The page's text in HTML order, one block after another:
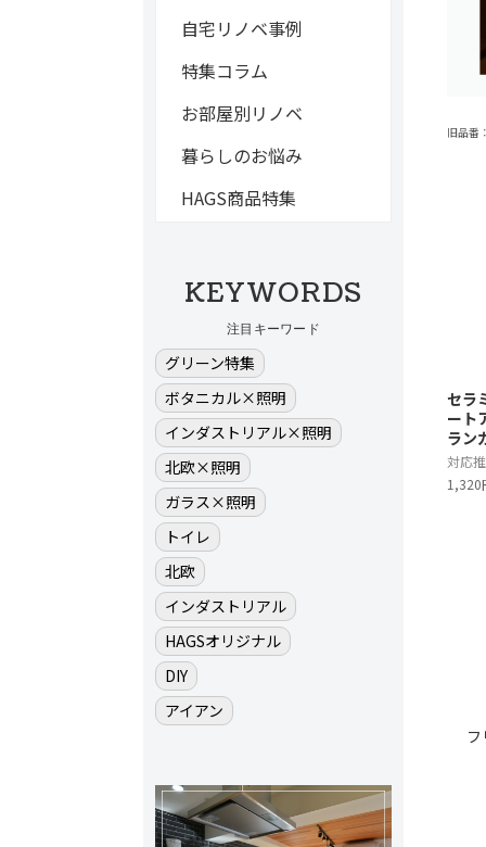
旧品番
セラ
ート
ラン
対応
1,320
自宅リノベ事例
特集コラム
お部屋別リノベ
暮らしのお悩み
HAGS商品特集
KEYWORDS
注目キーワード
グリーン特集
ボタニカル×照明
インダストリアル×照明
北欧×照明
ガラス×照明
トイレ
北欧
インダストリアル
HAGSオリジナル
DIY
アイアン